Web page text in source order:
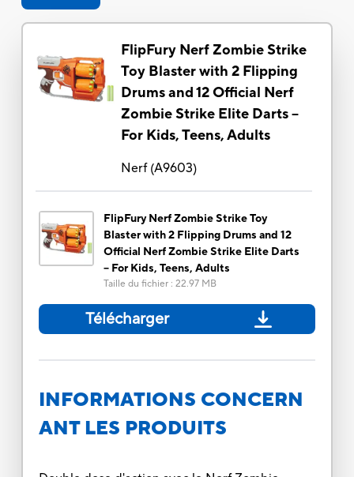
FlipFury Nerf Zombie Strike
Toy Blaster with 2 Flipping
Drums and 12 Official Nerf
Zombie Strike Elite Darts –
For Kids, Teens, Adults
Nerf(A9603)
FlipFury Nerf Zombie Strike Toy
Blaster with 2 Flipping Drums and 12
Official Nerf Zombie Strike Elite Darts
– For Kids, Teens, Adults
Taille du fichier: 22.97 MB
Télécharger
INFORMATIONS CONCERN
ANT LES PRODUITS